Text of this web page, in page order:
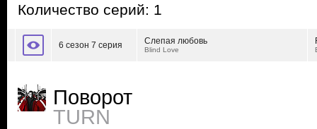
Количество серий: 1
6 сезон 7 серия Слепая любовь
Blind Love
Поворот
TURN